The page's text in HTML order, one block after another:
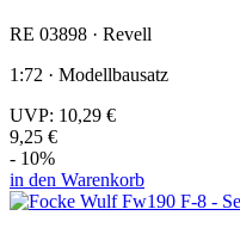
RE 03898 · Revell
1:72 · Modellbausatz
UVP: 10,29 €
9,25 €
- 10%
in den Warenkorb